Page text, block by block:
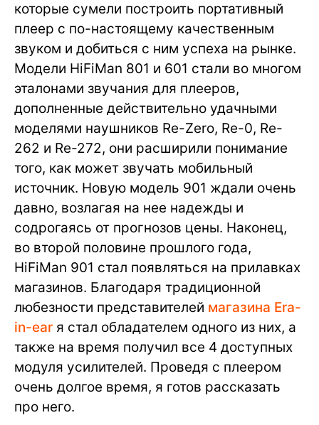
которые сумели построить портативный
плеер с по-настоящему качественным
звуком и добиться с ним успеха на рынке.
Модели HiFiMan 801 и 601 стали во многом
эталонами звучания для плееров,
дополненные действительно удачными
моделями наушников Re-Zero, Re-0, Re-
262 и Re-272, они расширили понимание
того, как может звучать мобильный
источник. Новую модель 901 ждали очень
давно, возлагая на нее надежды и
содрогаясь от прогнозов цены. Наконец,
во второй половине прошлого года,
HiFiMan 901 стал появляться на прилавках
магазинов. Благодаря традиционной
любезности представителей магазина Era-
in-ear я стал обладателем одного из них, а
также на время получил все 4 доступных
модуля усилителей. Проведя с плеером
очень долгое время, я готов рассказать
про него.